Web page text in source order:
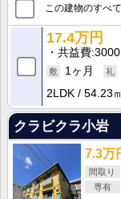
この建物のすべ
17.4万円
共益費 3000
1ヶ月
2LDK
54.23
クラビクラ小岩
7.3万